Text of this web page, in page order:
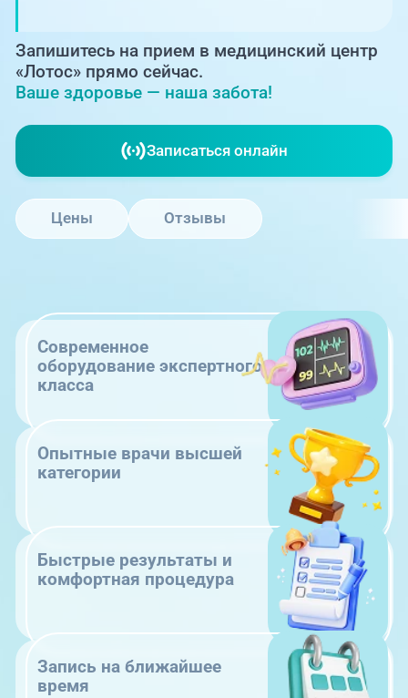
+7 (351) 220-00-03
Запишитесь на прием в медицинский центр
«Лотос» прямо сейчас.
Ваше здоровье — наша забота!
Записаться онлайн
Цены Отзывы
Современное
оборудование экспертного
класса
Опытные врачи высшей
категории
Быстрые результаты и
комфортная процедура
Запись на ближайшее
время